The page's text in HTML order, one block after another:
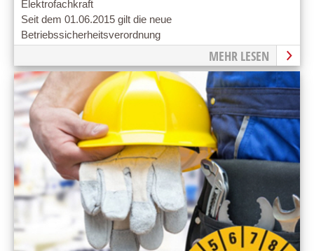
Elektrofachkraft
Seit dem 01.06.2015 gilt die neue
Betriebssicherheitsverordnung
MEHR LESEN